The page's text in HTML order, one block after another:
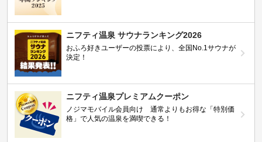
ニフティ温泉 サウナランキング2026
おふろ好きユーザーの投票により、全国No.1サウナが
決定！
ニフティ温泉プレミアムクーポン
ノジマモバイル会員向け 通常よりもお得な「特別価
格」で人気の温泉を満喫できる！